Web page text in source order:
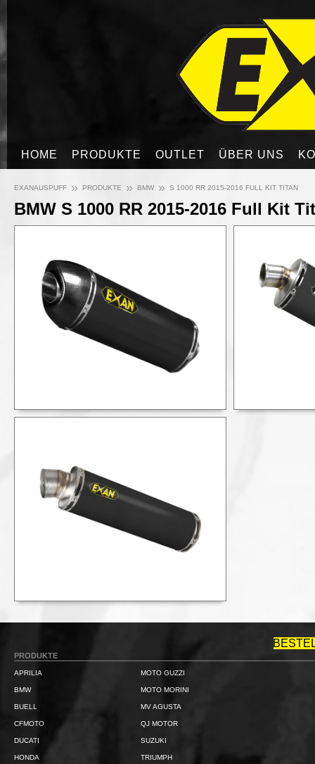
HOME PRODUKTE OUTLET ÜBER UNS
EXANAUSPUFF » PRODUKTE » BMW » S 1000 RR 2015-2016 FULL KIT TITAN
BMW S 1000 RR 2015-2016 Full Kit
PRODUKTE
APRILIA
BMW
BUELL
CFMOTO
DUCATI
HONDA
MOTO GUZZI
MOTO MORINI
MV AGUSTA
QJ MOTOR
SUZUKI
TRIUMPH